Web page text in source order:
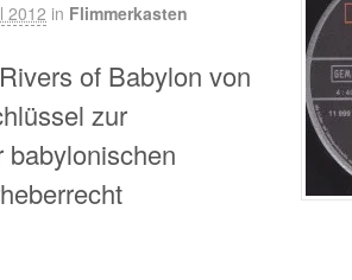
2012 in Flimmerkasten
of Babylon von
zur
babylonischen